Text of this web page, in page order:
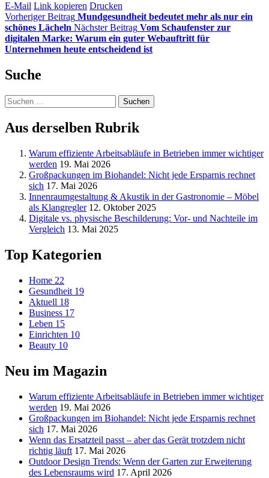
E-Mail Link kopieren Drucken
Vorheriger Beitrag Mundgesundheit bedeutet mehr als nur ein
schönes Lächeln Nächster Beitrag Vom Schaufenster zur
digitalen Marke: Warum ein guter Webauftritt für
Unternehmen heute entscheidend ist
Suche
Suchen
nach:
Aus derselben Rubrik
Warum effiziente Arbeitsabläufe in Betrieben immer wichtiger
werden 19. Mai 2026
Großpackungen im Biohandel: Nicht jede Ersparnis rechnet
sich 17. Mai 2026
Innenraumgestaltung & Akustik in der Gastronomie – Möbel
als Klangregler 12. Oktober 2025
Digitale vs. physische Beschilderung: Vor- und Nachteile im
Vergleich 13. Mai 2025
Top Kategorien
Home 22
Gesundheit 19
Aktuell 18
Business 17
Leben 15
Einrichten 10
Beauty 10
Neu im Magazin
Warum effiziente Arbeitsabläufe in Betrieben immer wichtiger
werden 19. Mai 2026
Großpackungen im Biohandel: Nicht jede Ersparnis rechnet
sich 17. Mai 2026
Wenn das Ersatzteil passt – aber das Gerät trotzdem nicht
richtig läuft 17. Mai 2026
Outdoor Design Trends: Wenn der Garten zur Erweiterung
des Lebensraums wird 17. April 2026